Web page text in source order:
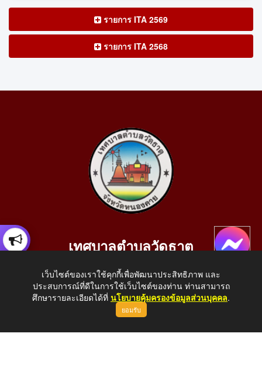
รายการ ITA 2569
รายการ ITA 2568
เทศบาลตำบลวัดธาตุ
อ.เมือง จ.หนองคาย 43000
โทรศัพท์: 042-414758 โทรสาร: 042-414759
E-Mail: saraban_05430110@dla.go.th
เว็บไซต์ของเราใช้คุกกี้เพื่อพัฒนาประสิทธิภาพ และ
ประสบการณ์ที่ดีในการใช้เว็บไซต์ของท่าน ท่านสามารถ
ศึกษารายละเอียดได้ที่ นโยบายคุ้มครองข้อมูลส่วนบุคคล.
ยอมรับ